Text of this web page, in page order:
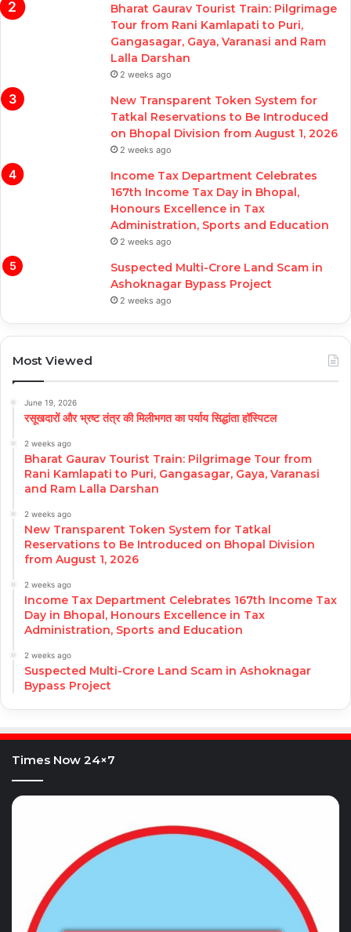
Bharat Gaurav Tourist Train: Pilgrimage
Tour from Rani Kamlapati to Puri,
Gangasagar, Gaya, Varanasi and Ram
Lalla Darshan
2 weeks ago
New Transparent Token System for
Tatkal Reservations to Be Introduced
on Bhopal Division from August 1, 2026
2 weeks ago
Income Tax Department Celebrates
167th Income Tax Day in Bhopal,
Honours Excellence in Tax
Administration, Sports and Education
2 weeks ago
Suspected Multi-Crore Land Scam in
Ashoknagar Bypass Project
2 weeks ago
Most Viewed
June 19, 2026
रसूखदारों और भ्रष्ट तंत्र की मिलीभगत का पर्याय सिद्धांता हॉस्पिटल
2 weeks ago
Bharat Gaurav Tourist Train: Pilgrimage Tour from
Rani Kamlapati to Puri, Gangasagar, Gaya, Varanasi
and Ram Lalla Darshan
2 weeks ago
New Transparent Token System for Tatkal
Reservations to Be Introduced on Bhopal Division
from August 1, 2026
2 weeks ago
Income Tax Department Celebrates 167th Income Tax
Day in Bhopal, Honours Excellence in Tax
Administration, Sports and Education
2 weeks ago
Suspected Multi-Crore Land Scam in Ashoknagar
Bypass Project
Times Now 24×7